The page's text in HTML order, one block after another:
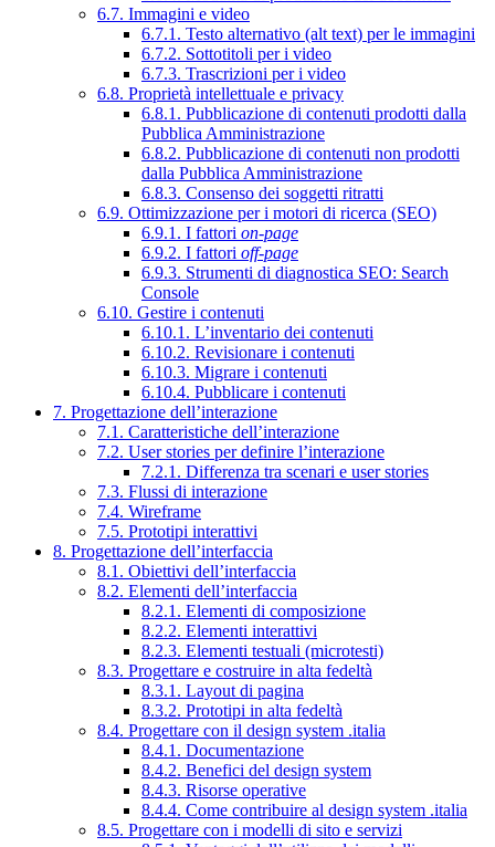
6.7. Immagini e video
6.7.1. Testo alternativo (alt text) per le immagini
6.7.2. Sottotitoli per i video
6.7.3. Trascrizioni per i video
6.8. Proprietà intellettuale e privacy
6.8.1. Pubblicazione di contenuti prodotti dalla
Pubblica Amministrazione
6.8.2. Pubblicazione di contenuti non prodotti
dalla Pubblica Amministrazione
6.8.3. Consenso dei soggetti ritratti
6.9. Ottimizzazione per i motori di ricerca (SEO)
6.9.1. I fattori on-page
6.9.2. I fattori off-page
6.9.3. Strumenti di diagnostica SEO: Search
Console
6.10. Gestire i contenuti
6.10.1. L’inventario dei contenuti
6.10.2. Revisionare i contenuti
6.10.3. Migrare i contenuti
6.10.4. Pubblicare i contenuti
7. Progettazione dell’interazione
7.1. Caratteristiche dell’interazione
7.2. User stories per definire l’interazione
7.2.1. Differenza tra scenari e user stories
7.3. Flussi di interazione
7.4. Wireframe
7.5. Prototipi interattivi
8. Progettazione dell’interfaccia
8.1. Obiettivi dell’interfaccia
8.2. Elementi dell’interfaccia
8.2.1. Elementi di composizione
8.2.2. Elementi interattivi
8.2.3. Elementi testuali (microtesti)
8.3. Progettare e costruire in alta fedeltà
8.3.1. Layout di pagina
8.3.2. Prototipi in alta fedeltà
8.4. Progettare con il design system .italia
8.4.1. Documentazione
8.4.2. Benefici del design system
8.4.3. Risorse operative
8.4.4. Come contribuire al design system .italia
8.5. Progettare con i modelli di sito e servizi